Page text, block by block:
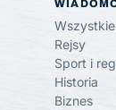
Rejsy
Sport i
Historia
Biznes